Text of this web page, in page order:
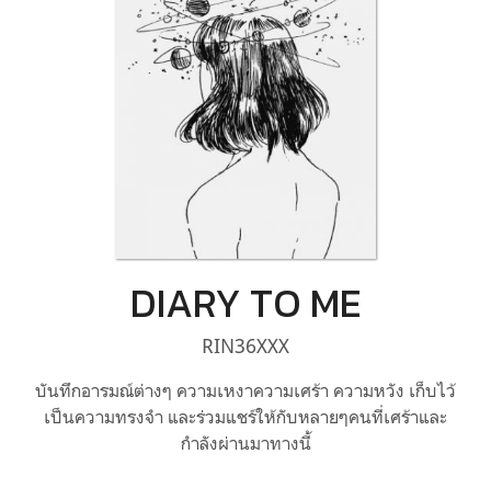
DIARY TO ME
RIN36XXX
บันทึกอารมณ์ต่างๆ ความเหงาความเศร้า ความหวัง เก็บไว้
เป็นความทรงจำ และร่วมแชร์ให้กับหลายๆคนที่เศร้าและ
กำลังผ่านมาทางนี้